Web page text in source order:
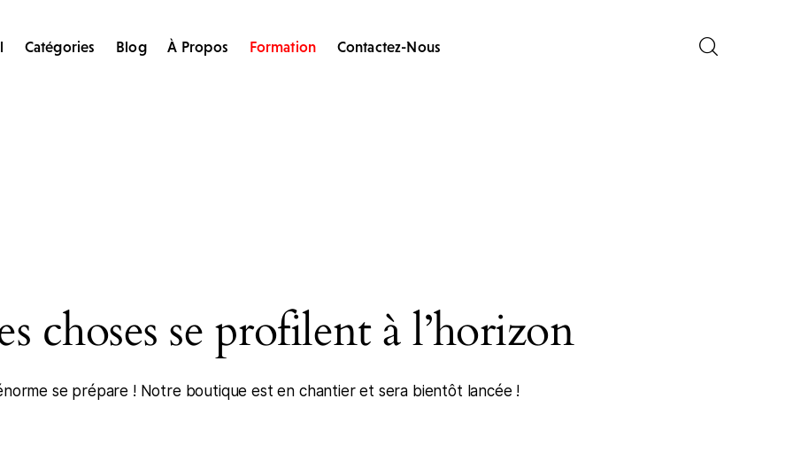
Catégories Blog À Propos Formation Contactez-Nous
choses se profilent à l’horizon
se prépare ! Notre boutique est en chantier et sera bientôt lancée !